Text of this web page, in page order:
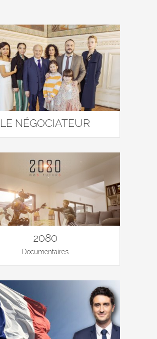
LE NÉGOCIATEUR
2080
Documentaires